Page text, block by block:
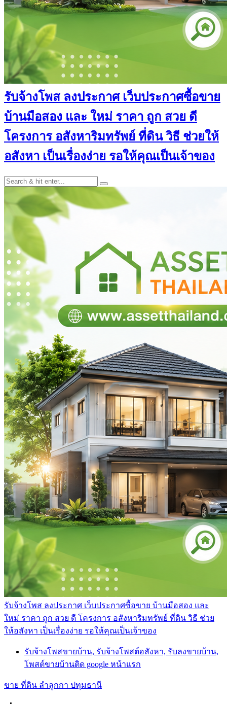
รับจ้างโพส ลงประกาศ เว็บประกาศซื้อขาย
บ้านมือสอง และ ใหม่ ราคา ถูก สวย ดี
โครงการ อสังหาริมทรัพย์ ที่ดิน วิธี ช่วยให้
อสังหา เป็นเรื่องง่าย รอให้คุณเป็นเจ้าของ
รับจ้างโพส ลงประกาศ เว็บประกาศซื้อขาย บ้านมือสอง และ
ใหม่ ราคา ถูก สวย ดี โครงการ อสังหาริมทรัพย์ ที่ดิน วิธี ช่วย
ให้อสังหา เป็นเรื่องง่าย รอให้คุณเป็นเจ้าของ
รับจ้างโพสขายบ้าน, รับจ้างโพสต์อสังหา, รับลงขายบ้าน,
โพสต์ขายบ้านติด google หน้าแรก
ขาย ที่ดิน ลำลูกกา ปทุมธานี